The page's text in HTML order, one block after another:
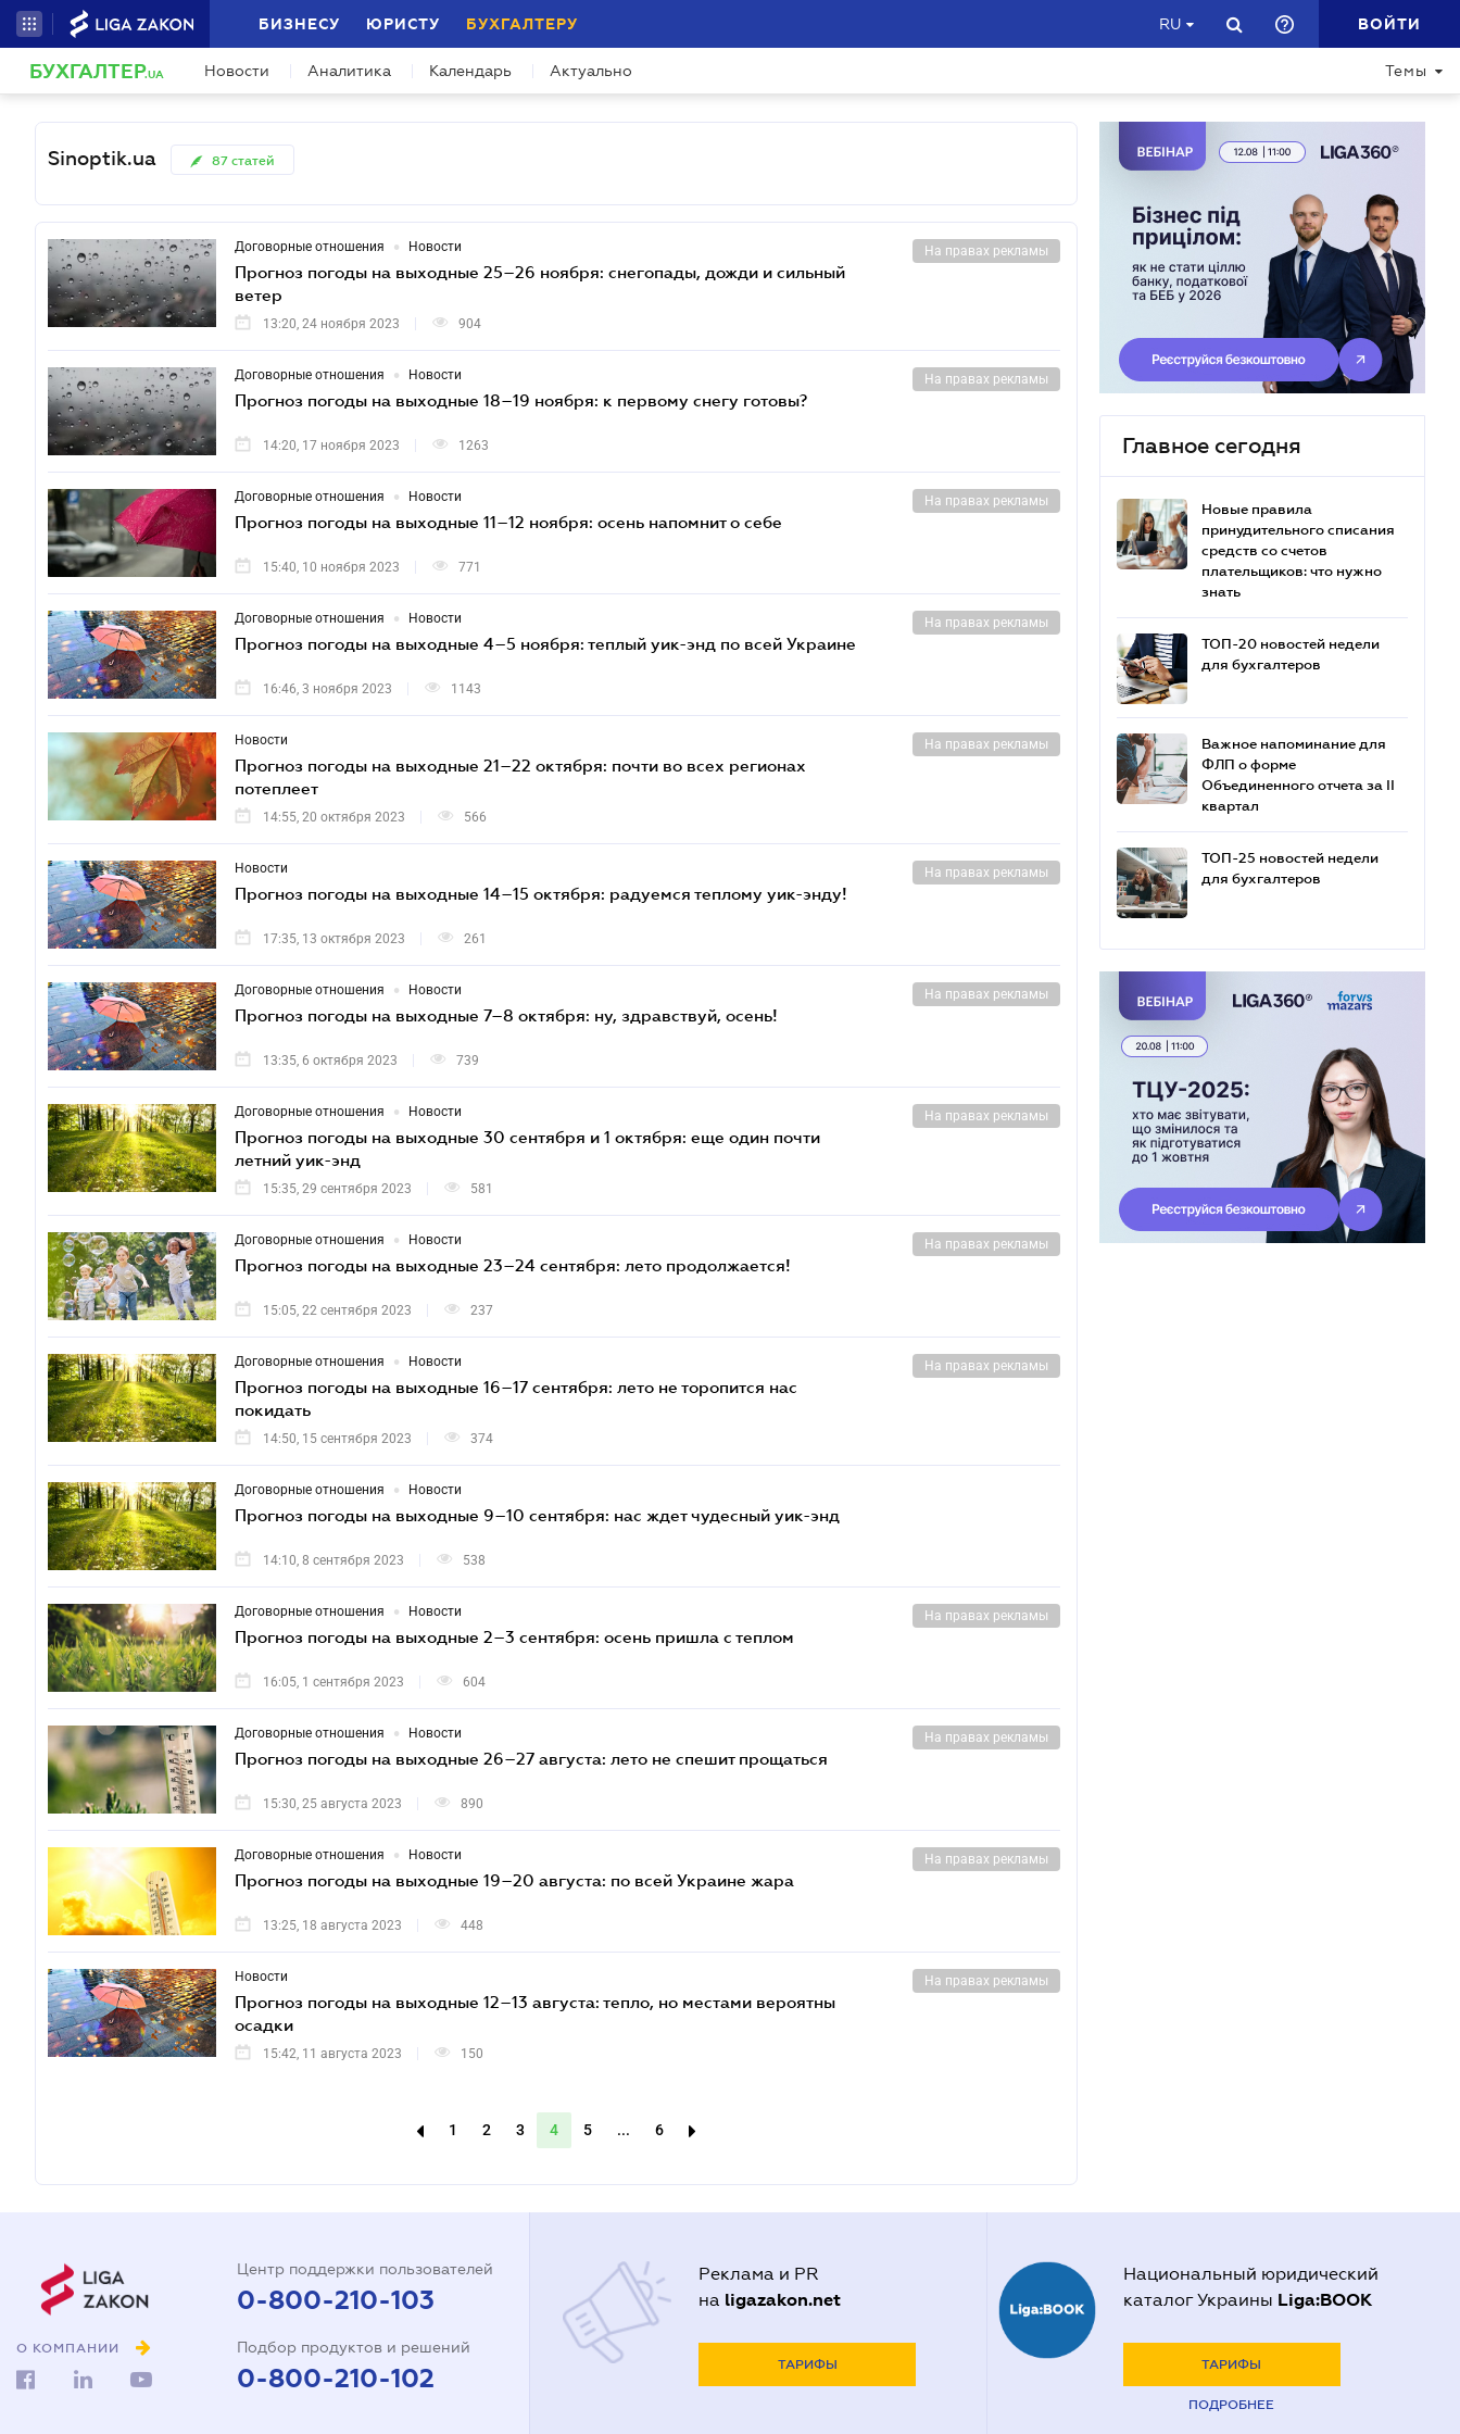
БИЗНЕСУ ЮРИСТУ БУХГАЛТЕРУ RU ВОЙТИ
БУХГАЛТЕР.UA Новости Аналитика Календарь Актуально Темы
Sinoptik.ua 87 статей
Договорные отношения • Новости
Прогноз погоды на выходные 25–26 ноября: снегопады, дожди и сильный
ветер
На правах рекламы
13:20, 24 ноября 2023 904
Договорные отношения • Новости
Прогноз погоды на выходные 18–19 ноября: к первому снегу готовы?
На правах рекламы
14:20, 17 ноября 2023 1263
Договорные отношения • Новости
Прогноз погоды на выходные 11–12 ноября: осень напомнит о себе
На правах рекламы
15:40, 10 ноября 2023 771
Договорные отношения • Новости
Прогноз погоды на выходные 4–5 ноября: теплый уик-энд по всей Украине
На правах рекламы
16:46, 3 ноября 2023 1143
Новости
Прогноз погоды на выходные 21–22 октября: почти во всех регионах
потеплеет
На правах рекламы
14:55, 20 октября 2023 566
Новости
Прогноз погоды на выходные 14–15 октября: радуемся теплому уик-энду!
На правах рекламы
17:35, 13 октября 2023 261
Договорные отношения • Новости
Прогноз погоды на выходные 7–8 октября: ну, здравствуй, осень!
На правах рекламы
13:35, 6 октября 2023 739
Договорные отношения • Новости
Прогноз погоды на выходные 30 сентября и 1 октября: еще один почти
летний уик-энд
На правах рекламы
15:35, 29 сентября 2023 581
Договорные отношения • Новости
Прогноз погоды на выходные 23–24 сентября: лето продолжается!
На правах рекламы
15:05, 22 сентября 2023 237
Договорные отношения • Новости
Прогноз погоды на выходные 16–17 сентября: лето не торопится нас
покидать
На правах рекламы
14:50, 15 сентября 2023 374
Договорные отношения • Новости
Прогноз погоды на выходные 9–10 сентября: нас ждет чудесный уик-энд
14:10, 8 сентября 2023 538
Договорные отношения • Новости
Прогноз погоды на выходные 2–3 сентября: осень пришла с теплом
На правах рекламы
16:05, 1 сентября 2023 604
Договорные отношения • Новости
Прогноз погоды на выходные 26–27 августа: лето не спешит прощаться
На правах рекламы
15:30, 25 августа 2023 890
Договорные отношения • Новости
Прогноз погоды на выходные 19–20 августа: по всей Украине жара
На правах рекламы
13:25, 18 августа 2023 448
Новости
Прогноз погоды на выходные 12–13 августа: тепло, но местами вероятны
осадки
На правах рекламы
15:42, 11 августа 2023 150
1 2 3 4 5 ... 6
Главное сегодня
Новые правила
принудительного списания
средств со счетов
плательщиков: что нужно
знать
ТОП-20 новостей недели
для бухгалтеров
Важное напоминание для
ФЛП о форме
Объединенного отчета за II
квартал
ТОП-25 новостей недели
для бухгалтеров
О КОМПАНИИ
Центр поддержки пользователей
0-800-210-103
Подбор продуктов и решений
0-800-210-102
Реклама и PR
на ligazakon.net
ТАРИФЫ
Национальный юридический
каталог Украины Liga:BOOK
ТАРИФЫ
ПОДРОБНЕЕ